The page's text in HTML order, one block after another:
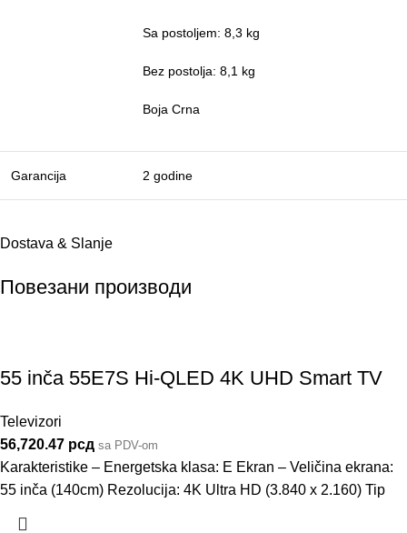
Sa postoljem: 8,3 kg
Bez postolja: 8,1 kg
Boja Crna
Garancija 2 godine
Dostava & Slanje
Повезани производи
55 inča 55E7S Hi-QLED 4K UHD Smart TV
Televizori
56,720.47 рсд sa PDV-om
Karakteristike – Energetska klasa: E Ekran – Veličina ekrana:
55 inča (140cm) Rezolucija: 4K Ultra HD (3.840 x 2.160) Tip